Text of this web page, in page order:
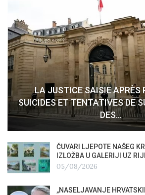
LA JUSTICE SAISIE APRÈS
SUICIDES ET TENTATIVES DE
DES…
ČUVARI LJEPOTE NAŠEG
IZLOŽBA U GALERIJI UZ
05/08/2026
„NASELJAVANJE